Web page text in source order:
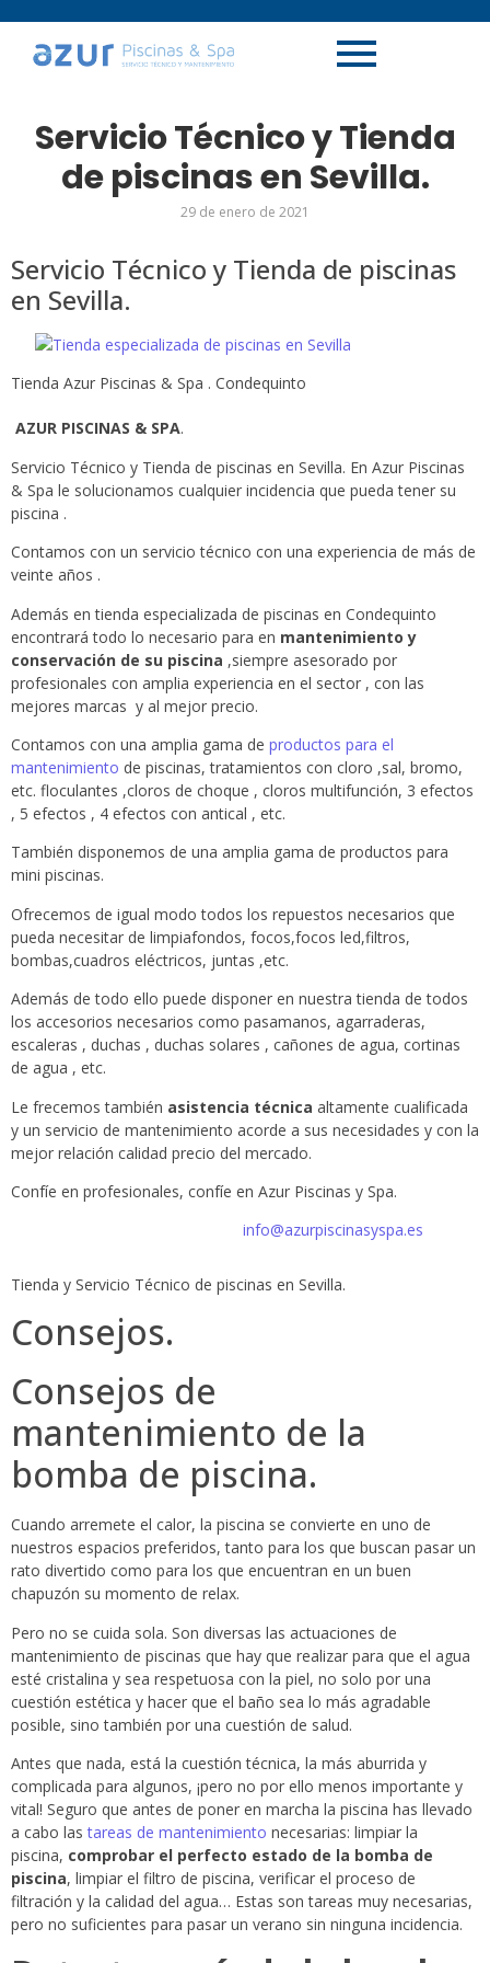
Servicio Técnico y Tienda
de piscinas en Sevilla.
29 de enero de 2021
Servicio Técnico y Tienda de piscinas
en Sevilla.
Tienda Azur Piscinas & Spa . Condequinto
AZUR PISCINAS & SPA.
Servicio Técnico y Tienda de piscinas en Sevilla. En Azur Piscinas
& Spa le solucionamos cualquier incidencia que pueda tener su
piscina .
Contamos con un servicio técnico con una experiencia de más de
veinte años .
Además en tienda especializada de piscinas en Condequinto
encontrará todo lo necesario para en mantenimiento y
conservación de su piscina ,siempre asesorado por
profesionales con amplia experiencia en el sector , con las
mejores marcas y al mejor precio.
Contamos con una amplia gama de productos para el
mantenimiento de piscinas, tratamientos con cloro ,sal, bromo,
etc. floculantes ,cloros de choque , cloros multifunción, 3 efectos
, 5 efectos , 4 efectos con antical , etc.
También disponemos de una amplia gama de productos para
mini piscinas.
Ofrecemos de igual modo todos los repuestos necesarios que
pueda necesitar de limpiafondos, focos,focos led,filtros,
bombas,cuadros eléctricos, juntas ,etc.
Además de todo ello puede disponer en nuestra tienda de todos
los accesorios necesarios como pasamanos, agarraderas,
escaleras , duchas , duchas solares , cañones de agua, cortinas
de agua , etc.
Le frecemos también asistencia técnica altamente cualificada
y un servicio de mantenimiento acorde a sus necesidades y con la
mejor relación calidad precio del mercado.
Confíe en profesionales, confíe en Azur Piscinas y Spa.
info@azurpiscinasyspa.es
Tienda y Servicio Técnico de piscinas en Sevilla.
Consejos.
Consejos de
mantenimiento de la
bomba de piscina.
Cuando arremete el calor, la piscina se convierte en uno de
nuestros espacios preferidos, tanto para los que buscan pasar un
rato divertido como para los que encuentran en un buen
chapuzón su momento de relax.
Pero no se cuida sola. Son diversas las actuaciones de
mantenimiento de piscinas que hay que realizar para que el agua
esté cristalina y sea respetuosa con la piel, no solo por una
cuestión estética y hacer que el baño sea lo más agradable
posible, sino también por una cuestión de salud.
Antes que nada, está la cuestión técnica, la más aburrida y
complicada para algunos, ¡pero no por ello menos importante y
vital! Seguro que antes de poner en marcha la piscina has llevado
a cabo lastareas de mantenimiento necesarias: limpiar la
piscina, comprobar el perfecto estado de la bomba de
piscina, limpiar el filtro de piscina, verificar el proceso de
filtración y la calidad del agua… Estas son tareas muy necesarias,
pero no suficientes para pasar un verano sin ninguna incidencia.